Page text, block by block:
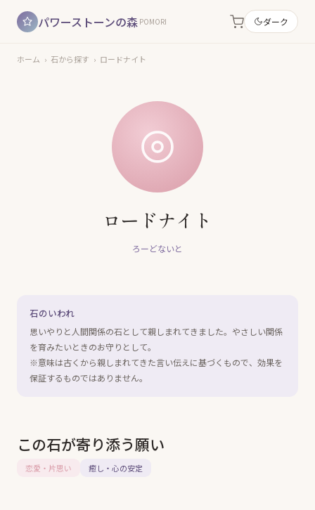
パワーストーンの森 POMORI ダーク
ホーム › 石から探す › ロードナイト
ロードナイト
ろーどないと
石のいわれ
思いやりと人間関係の石として親しまれてきました。やさしい関係
を育みたいときのお守りとして。
※意味は古くから親しまれてきた言い伝えに基づくもので、効果を
保証するものではありません。
この石が寄り添う願い
恋愛・片思い 癒し・心の安定